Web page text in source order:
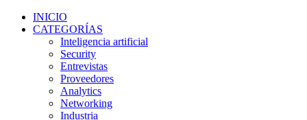
INICIO
CATEGORÍAS
Inteligencia artificial
Security
Entrevistas
Proveedores
Analytics
Networking
Industria